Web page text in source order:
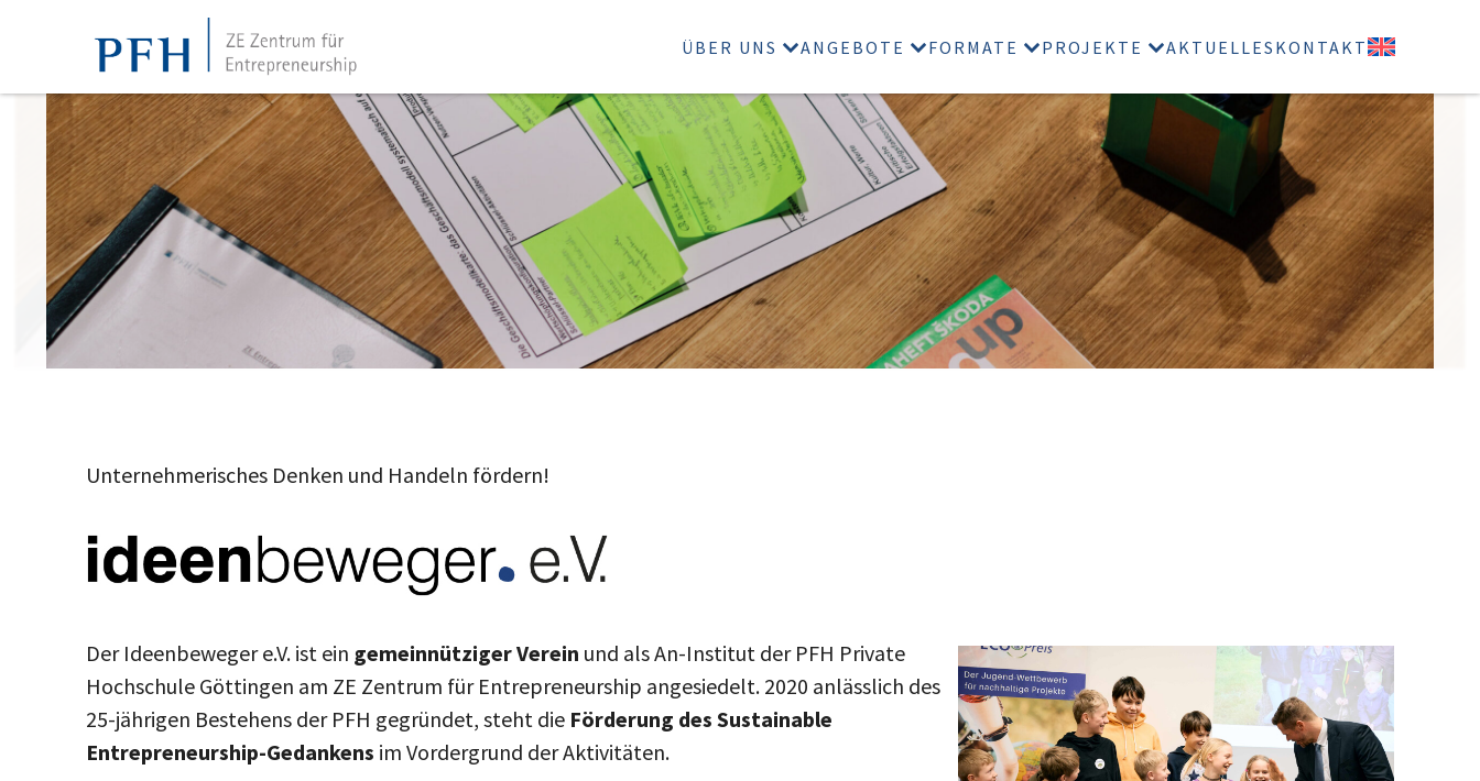
ÜBER UNS ANGEBOTE FORMATE PROJEKTE AKTUELLES KONTAKT
Unternehmerisches Denken und Handeln fördern!
Der Ideenbeweger e.V. ist ein gemeinnütziger Verein und als An-Institut der PFH Private
Hochschule Göttingen am ZE Zentrum für Entrepreneurship angesiedelt. 2020 anlässlich des
25-jährigen Bestehens der PFH gegründet, steht die Förderung des Sustainable
Entrepreneurship-Gedankens im Vordergrund der Aktivitäten.